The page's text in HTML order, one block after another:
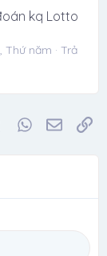
kq Lotto
Thứ năm
Trả
Tumblr WhatsApp
Email